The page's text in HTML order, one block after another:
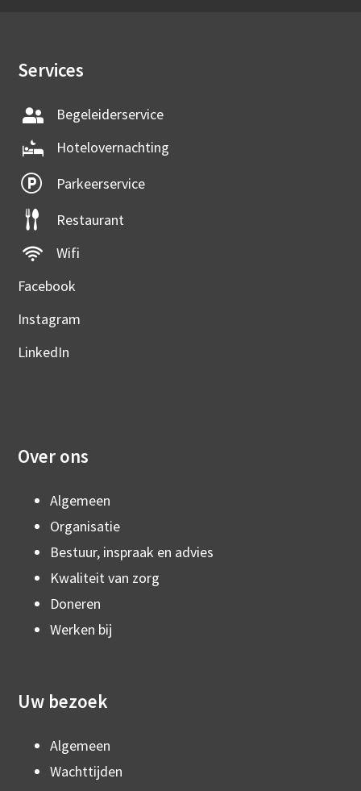
Over ons
Algemeen
Organisatie
Bestuur, inspraak en advies
Kwaliteit van zorg
Doneren
Werken bij
Uw bezoek
Algemeen
Wachttijden
Services
Begeleiderservice
Hotelovernachting
Parkeerservice
Restaurant
Wifi
Facebook
Instagram
LinkedIn